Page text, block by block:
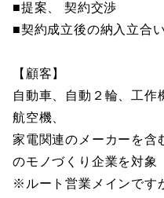
■提案、 契約交渉
■契約成立後の納入立合
【顧客】
自動車、自動２輪、工作
航空機、
家電関連のメーカーを含
のモノづくり企業を対象
※ルート営業メインです